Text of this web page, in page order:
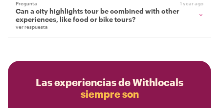
Pregunta 1 year ago
Can a city highlights tour be combined with other
experiences, like food or bike tours?
ver respuesta
Las experiencias de Withlocals
siempre son